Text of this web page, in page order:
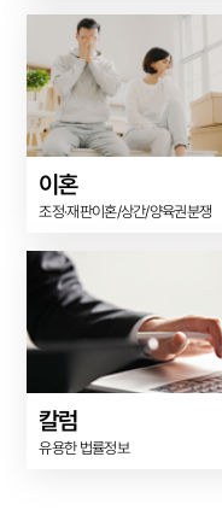
이혼
조정·재판이혼/상간/양육권분쟁
칼럼
유용한 법률정보